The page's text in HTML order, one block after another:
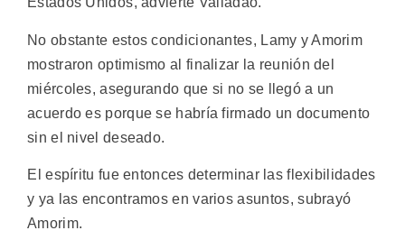
No obstante estos condicionantes, Lamy y Amorim
mostraron optimismo al finalizar la reunión del
miércoles, asegurando que si no se llegó a un
acuerdo es porque se habría firmado un documento
sin el nivel deseado.
El espíritu fue entonces determinar las flexibilidades
y ya las encontramos en varios asuntos, subrayó
Amorim.